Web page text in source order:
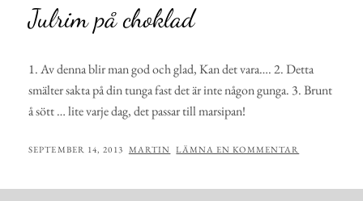
Julrim på choklad
1. Av denna blir man god och glad, Kan det vara…. 2. Detta
smälter sakta på din tunga fast det är inte någon gunga. 3. Brunt
å sött … lite varje dag, det passar till marsipan!
PUBLICERAT
SEPTEMBER 14, 2013 AV
MARTIN LÄMNA EN KOMMENTAR